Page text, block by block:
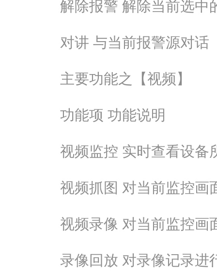
解除报警 解除当前选中
对讲 与当前报警源对话
主要功能之【视频】
功能项 功能说明
视频监控 实时查看设备
视频抓图 对当前监控画
视频录像 对当前监控画
录像回放 对录像记录进